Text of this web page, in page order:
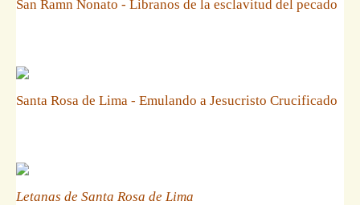
San Ramn Nonato - Libranos de la esclavitud del pecado
Santa Rosa de Lima - Emulando a Jesucristo Crucificado
Letanas de Santa Rosa de Lima